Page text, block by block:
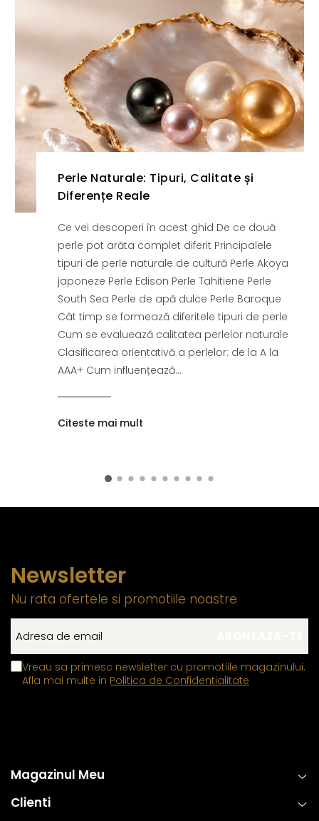
Perle Naturale: Tipuri, Calitate și
Diferențe Reale
Ce vei descoperi în acest ghid De ce două
perle pot arăta complet diferit Principalele
tipuri de perle naturale de cultură Perle Akoya
japoneze Perle Edison Perle Tahitiene Perle
South Sea Perle de apă dulce Perle Baroque
Cât timp se formează diferitele tipuri de perle
Cum se evaluează calitatea perlelor naturale
Clasificarea orientativă a perlelor: de la A la
AAA+ Cum influențează...
Citeste mai mult
Newsletter
Nu rata ofertele si promotiile noastre
Vreau sa primesc newsletter cu promotiile magazinului.
Afla mai multe in Politica de Confidentialitate
Magazinul Meu
Clienti